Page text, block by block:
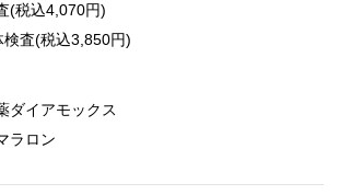
(税込4,070円)
検査(税込3,850円)
ダイアモックス
ラロン